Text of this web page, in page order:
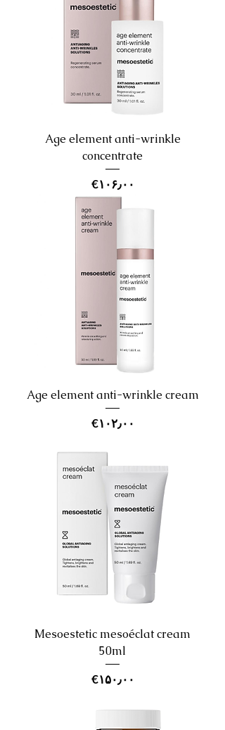
Age element anti-wrinkle
concentrate
Price
‎€۱۰۶٫۰۰
Age element anti-wrinkle cream
Price
‎€۱۰۲٫۰۰
Mesoestetic mesoéclat cream
50ml
Price
‎€۱۵۰٫۰۰